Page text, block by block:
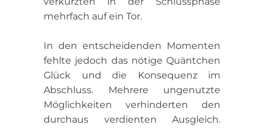
mehrfach auf ein Tor.
In den entscheidenden Momenten
fehlte jedoch das nötige Quäntchen
Glück und die Konsequenz im
Abschluss. Mehrere ungenutzte
Möglichkeiten verhinderten den
durchaus verdienten Ausgleich.